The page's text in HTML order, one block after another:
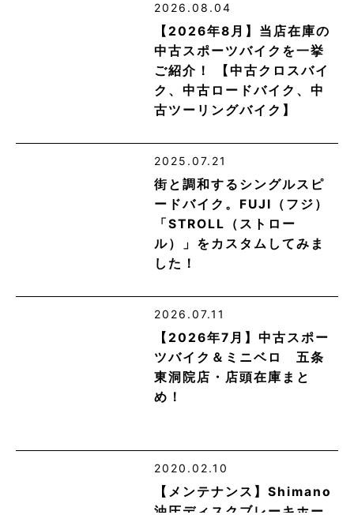
2026.08.04
【2026年8月】当店在庫の
中古スポーツバイクを一挙
ご紹介！ 【中古クロスバイ
ク、中古ロードバイク、中
古ツーリングバイク】
2025.07.21
街と調和するシングルスピ
ードバイク。FUJI（フジ）
「STROLL（ストロー
ル）」をカスタムしてみま
した！
2026.07.11
【2026年7月】中古スポー
ツバイク＆ミニベロ 五条
東洞院店・店頭在庫まと
め！
2020.02.10
【メンテナンス】Shimano
油圧ディスクブレーキホー